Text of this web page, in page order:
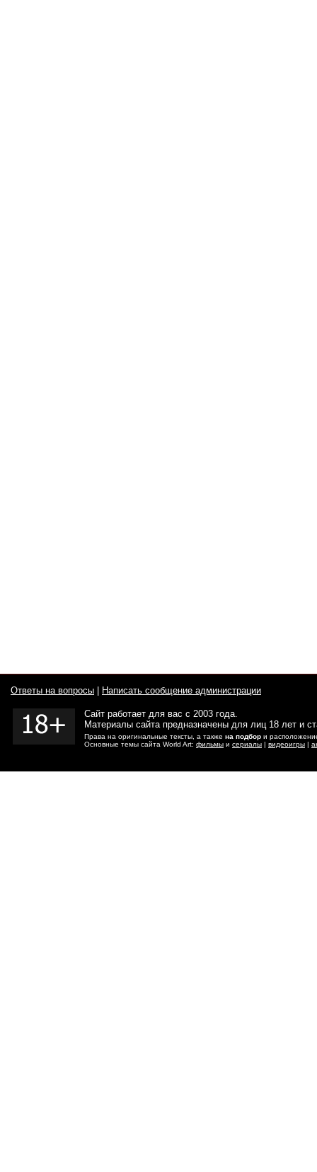
Ответы на вопросы Написать сообщение администрации
Сайт работает для вас с 2003 года.
Материалы сайта предназначены для лиц 18 лет и
Права на оригинальные тексты, а также на подбор и
Основные темы сайта World Art: фильмы и сериалы | видеоигры |